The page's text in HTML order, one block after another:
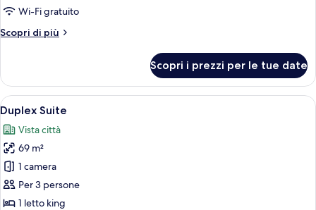
Wi-Fi gratuito
Scopri di più
Altri
Suite
Scopri i prezzi per le tue date
Apri
tutte
le
foto
per
Duplex
Suite
Camera d'albergo con un letto, un
5
Duplex Suite
Vista città
69 m²
1 camera
Per 3 persone
1 letto king